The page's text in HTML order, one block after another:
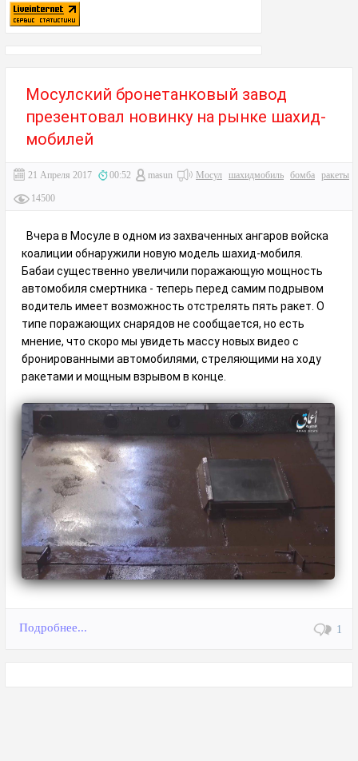
Мосулский бронетанковый завод
презентовал новинку на рынке шахид-
мобилей
21 Апреля 2017 00:52 masun Мосул шахидмобиль бомба ракеты
14500
Вчера в Мосуле в одном из захваченных ангаров войска
коалиции обнаружили новую модель шахид-мобиля.
Бабаи существенно увеличили поражающую мощность
автомобиля смертника - теперь перед самим подрывом
водитель имеет возможность отстрелять пять ракет. О
типе поражающих снарядов не сообщается, но есть
мнение, что скоро мы увидеть массу новых видео с
бронированными автомобилями, стреляющими на ходу
ракетами и мощным взрывом в конце.
Подробнее... 1